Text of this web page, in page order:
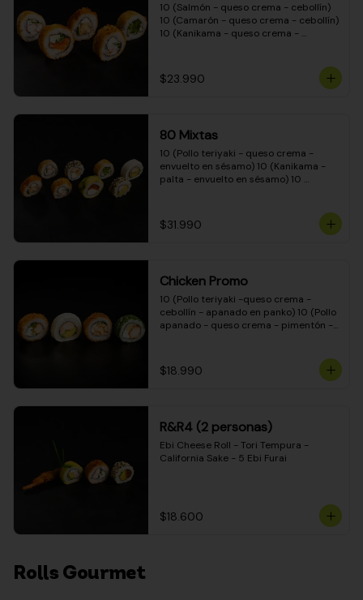
10 (Salmón - queso crema - cebollín)
10 (Camarón - queso crema - cebollín)
10 (Kanikama - queso crema -
crema - cebollín)
$23.990
80 Mixtas
10 (Pollo teriyaki - queso crema -
envuelto en sésamo) 10 (Kanikama -
palta - envuelto en sésamo) 10
envuelto en queso crema) 10
(Camarón - queso crema - cebollín -
teriyaki - queso crema - cebollín -
envuelto en masa tempura) 10
(Pimentón - queso crema - cebollín -
envuelto en masa tempura)
$31.990
Chicken Promo
10 (Pollo teriyaki -queso crema -
cebollín - apanado en panko) 10 (Pollo
apanado - queso crema - pimentón -
ciboulette) 10 (Pollo teriyaki - palta -
envuelto en queso crema)
$18.990
R&R4 (2 personas)
Ebi Cheese Roll - Tori Tempura -
California Sake - 5 Ebi Furai
$18.600
Rolls Gourmet